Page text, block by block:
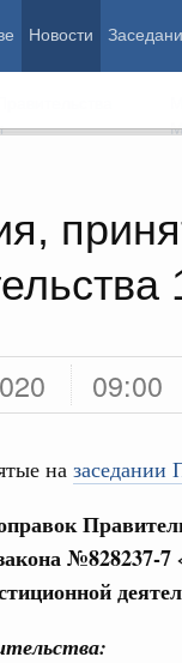
Новости
09:00
на заседании
№828237-